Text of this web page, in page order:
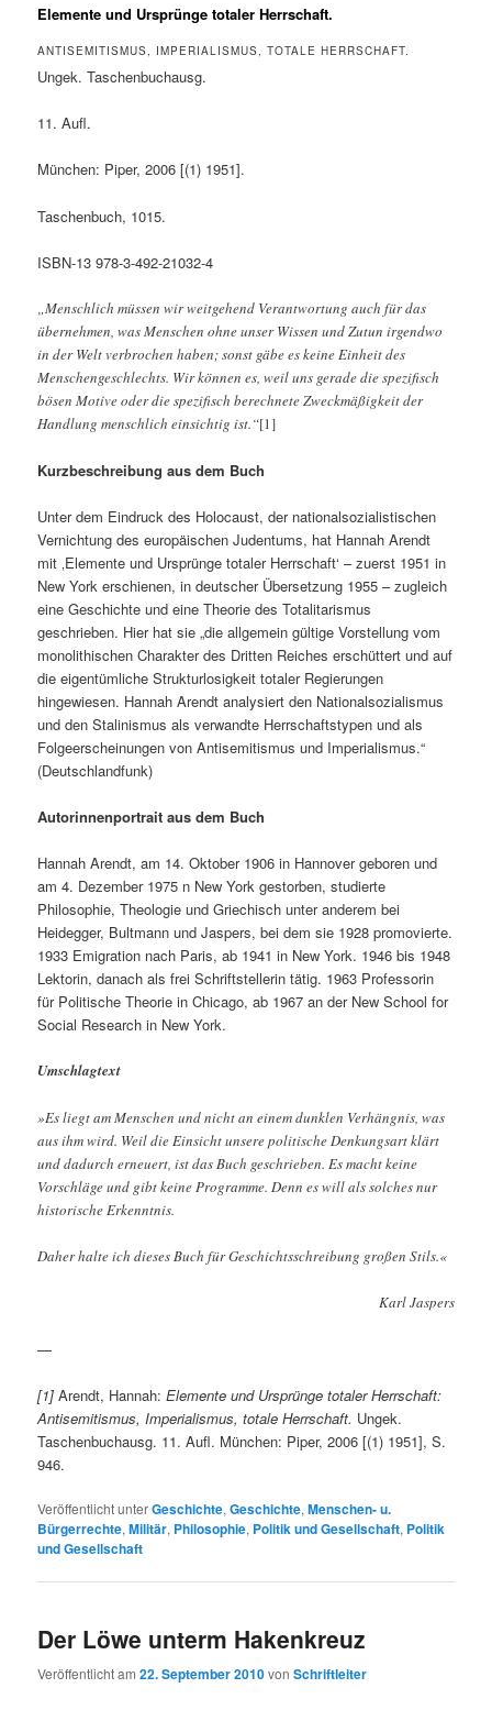
Elemente und Ursprünge totaler Herrschaft.
ANTISEMITISMUS, IMPERIALISMUS, TOTALE HERRSCHAFT.
Ungek. Taschenbuchausg.
11. Aufl.
München: Piper, 2006 [(1) 1951].
Taschenbuch, 1015.
ISBN-13 978-3-492-21032-4
„Menschlich müssen wir weitgehend Verantwortung auch für das
übernehmen, was Menschen ohne unser Wissen und Zutun irgendwo
in der Welt verbrochen haben; sonst gäbe es keine Einheit des
Menschengeschlechts. Wir können es, weil uns gerade die spezifisch
bösen Motive oder die spezifisch berechnete Zweckmäßigkeit der
Handlung menschlich einsichtig ist.“[1]
Kurzbeschreibung aus dem Buch
Unter dem Eindruck des Holocaust, der nationalsozialistischen
Vernichtung des europäischen Judentums, hat Hannah Arendt
mit ‚Elemente und Ursprünge totaler Herrschaft‘ – zuerst 1951 in
New York erschienen, in deutscher Übersetzung 1955 – zugleich
eine Geschichte und eine Theorie des Totalitarismus
geschrieben. Hier hat sie „die allgemein gültige Vorstellung vom
monolithischen Charakter des Dritten Reiches erschüttert und auf
die eigentümliche Strukturlosigkeit totaler Regierungen
hingewiesen. Hannah Arendt analysiert den Nationalsozialismus
und den Stalinismus als verwandte Herrschaftstypen und als
Folgeerscheinungen von Antisemitismus und Imperialismus.“
(Deutschlandfunk)
Autorinnenportrait aus dem Buch
Hannah Arendt, am 14. Oktober 1906 in Hannover geboren und
am 4. Dezember 1975 n New York gestorben, studierte
Philosophie, Theologie und Griechisch unter anderem bei
Heidegger, Bultmann und Jaspers, bei dem sie 1928 promovierte.
1933 Emigration nach Paris, ab 1941 in New York. 1946 bis 1948
Lektorin, danach als frei Schriftstellerin tätig. 1963 Professorin
für Politische Theorie in Chicago, ab 1967 an der New School for
Social Research in New York.
Umschlagtext
»Es liegt am Menschen und nicht an einem dunklen Verhängnis, was
aus ihm wird. Weil die Einsicht unsere politische Denkungsart klärt
und dadurch erneuert, ist das Buch geschrieben. Es macht keine
Vorschläge und gibt keine Programme. Denn es will als solches nur
historische Erkenntnis.
Daher halte ich dieses Buch für Geschichtsschreibung großen Stils.«
Karl Jaspers
—
[1] Arendt, Hannah:Elemente und Ursprünge totaler Herrschaft:
Antisemitismus, Imperialismus, totale Herrschaft. Ungek.
Taschenbuchausg. 11. Aufl. München: Piper, 2006 [(1) 1951], S.
946.
Veröffentlicht unterGeschichte,Geschichte,Menschen- u.
Bürgerrechte,Militär, Philosophie, Politik und Gesellschaft, Politik
und Gesellschaft
Der Löwe unterm Hakenkreuz
Veröffentlicht am22. September 2010vonSchriftleiter